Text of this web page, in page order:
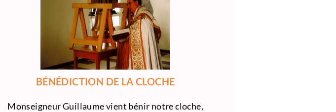
BÉNÉDICTION DE LA CLOCHE
Monseigneur Guillaume vient bénir notre cloche,